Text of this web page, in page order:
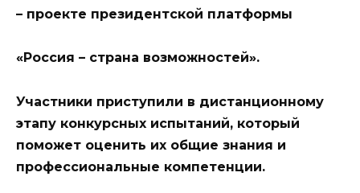
– проекте президентской платформы
«Россия – страна возможностей».
Участники приступили в дистанционному
этапу конкурсных испытаний, который
поможет оценить их общие знания и
профессиональные компетенции.